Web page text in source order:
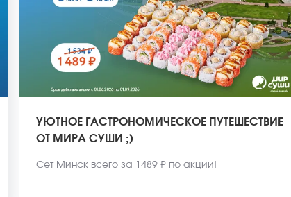
УЮТНОЕ ГАСТРОНОМИЧЕСКОЕ ПУТЕШЕСТВИЕ
ОТ МИРА СУШИ ;)
Сет Минск всего за 1489 ₽ по акции!